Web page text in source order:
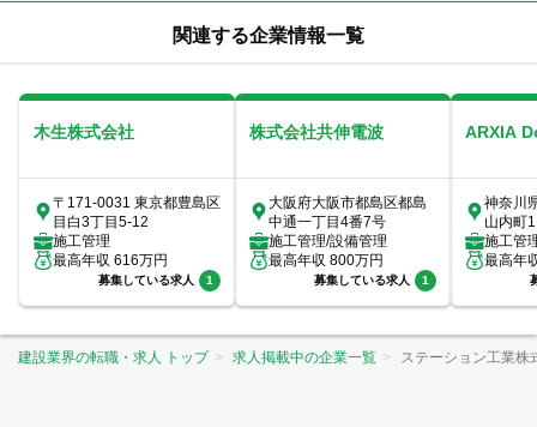
関連する企業情報一覧
木生株式会社
〒171-0031 東京都豊島区
目白3丁目5-12
施工管理
最高年収 616万円
募集している求人 1
株式会社共伸電波
大阪府大阪市都島区都島
中通一丁目4番7号
施工管理/設備管理
最高年収 800万円
募集している求人 1
ARXIA
神奈川
山内町
室
施工管
最高年
建設業界の転職・求人 トップ 求人掲載中の企業一覧 ステーション工業株